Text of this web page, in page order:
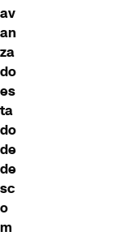
av
an
za
do
es
ta
do
de
de
sc
o
m